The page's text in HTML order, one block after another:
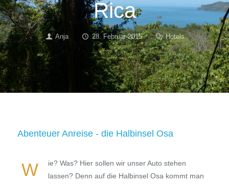
Rica
Anja 28. Februar 2015 Hotels
Abenteuer Anreise - die Halbinsel Osa
W
ie? Was? Hier sollen wir unser Auto stehen
lassen? Denn auf die Halbinsel Osa kommt man